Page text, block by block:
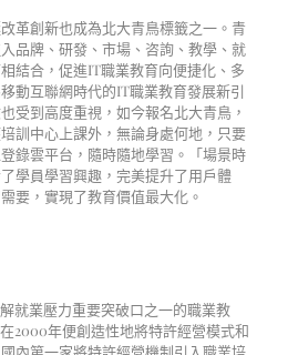
革創新也成為北大青鳥標籤之一。青
品牌、研發、市場、咨詢、教學、就
結合，促進IT職業教育向便捷化、多
動互聯網時代的IT職業教育發展新引
受到高度重視，如今報名北大青鳥，
訓中心上課外，無論身處何地，只要
錄雲平台，隨時隨地學習。「場景時
學員學習興趣，完美提升了用戶體
要，實現了教育價值最大化。
就業壓力重要突破口之一的職業教
2000年便創造性地將特許經營模式和
內第一家將特許經營機制引入職業培